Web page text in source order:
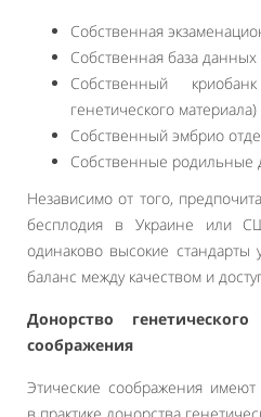
Собственная
Собственная база
Собственный
генетического материала)
Собственный эмбрио
Собственные родильные
Независимо от того,
бесплодия в Украине или
одинаково высокие стандарты
баланс между качеством и
Донорство
соображения
Этические соображения